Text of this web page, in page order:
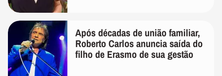
Após décadas de união familiar,
Roberto Carlos anuncia saída do
filho de Erasmo de sua gestão